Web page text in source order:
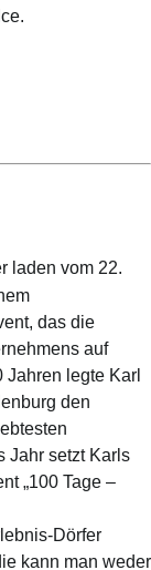
laden vom 22.
das die
auf
legte Karl
den
Jahr setzt Karls
„100 Tage –